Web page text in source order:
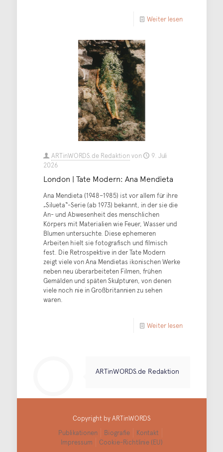
Weiter lesen
ARTinWORDS.de Redaktionvon
9. Juli
2026
London | Tate Modern: Ana Mendieta
Ana Mendieta (1948–1985) ist vor allem für ihre
„Silueta“-Serie (ab 1973) bekannt, in der sie die
An- und Abwesenheit des menschlichen
Körpers mit Materialien wie Feuer, Wasser und
Blumen untersuchte. Diese ephemeren
Arbeiten hielt sie fotografisch und filmisch
fest. Die Retrospektive in der Tate Modern
zeigt viele von Ana Mendietas ikonischen Werke
neben neu überarbeiteten Filmen, frühen
Gemälden und späten Skulpturen, von denen
viele noch nie in Großbritannien zu sehen
waren.
Weiter lesen
ARTinWORDS.de Redaktion
Copyright by ARTinWORDS
Publikationen
Biografie
Kontakt
Impressum
Cookie-Richtlinie (EU)